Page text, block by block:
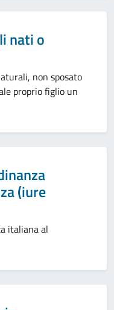
nati o
non sposato
proprio figlio un
(iure
italiana al